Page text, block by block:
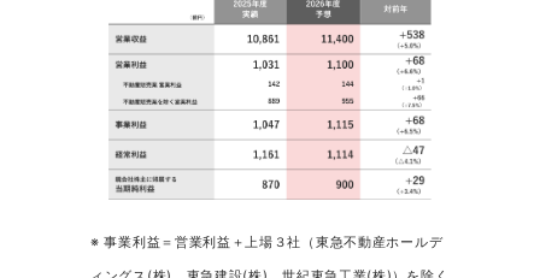
※ 事業利益＝営業利益＋上場３社（東急不動産ホールデ